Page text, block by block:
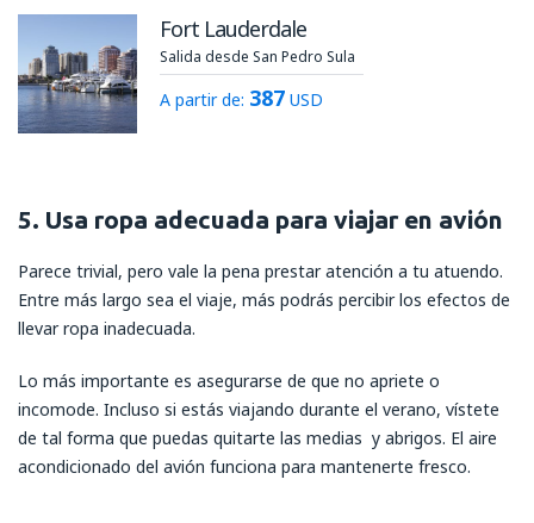
Fort Lauderdale
Salida desde San Pedro Sula
A partir de: 387 USD
5. Usa ropa adecuada para viajar en avión
Parece trivial, pero vale la pena prestar atención a tu atuendo.
Entre más largo sea el viaje, más podrás percibir los efectos de
llevar ropa inadecuada.
Lo más importante es asegurarse de que no apriete o
incomode. Incluso si estás viajando durante el verano, vístete
de tal forma que puedas quitarte las medias y abrigos. El aire
acondicionado del avión funciona para mantenerte fresco.